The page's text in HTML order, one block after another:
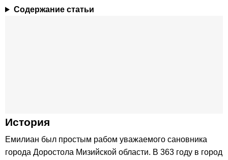
Содержание статьи
История
Емилиан был простым рабом уважаемого сановника
города Доростола Мизийской области. В 363 году в город